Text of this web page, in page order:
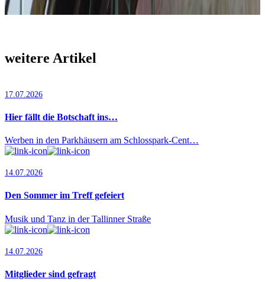
weitere Artikel
17.07.2026
Hier fällt die Botschaft ins…
Werben in den Parkhäusern am Schlosspark-Cent…
14.07.2026
Den Sommer im Treff gefeiert
Musik und Tanz in der Tallinner Straße
14.07.2026
Mitglieder sind gefragt